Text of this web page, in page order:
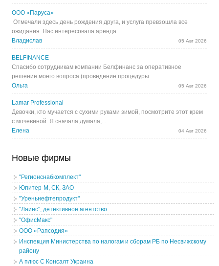
ООО «Паруса»
Отмечали здесь день рождения друга, и услуга превзошла все
ожидания. Нас интересовала аренда...
Владислав
05 Авг 2026
BELFINANCE
Спасибо сотрудникам компании Белфинанс за оперативное
решение моего вопроса (проведение процедуры...
Ольга
05 Авг 2026
Lamar Professional
Девочки, кто мучается с сухими руками зимой, посмотрите этот крем
с мочевиной. Я сначала думала,...
Елена
04 Авг 2026
Новые фирмы
"Регионснабкомплект"
Юпитер-М, СК, ЗАО
"Уреньнефтепродукт"
"Лаинс", детективное агентство
"ОфисМакс"
ООО «Рапсодия»
Инспекция Министерства по налогам и сборам РБ по Несвижскому
району
А плюс С Консалт Украина